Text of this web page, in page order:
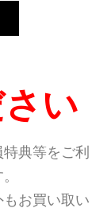
い
典等をご利
お買い取い